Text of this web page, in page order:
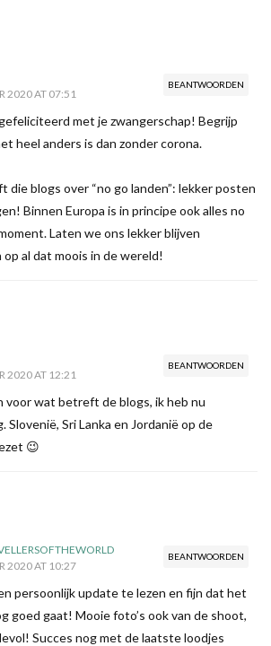
BEANTWOORDEN
2020 AT 07:51
met je zwangerschap! Begrijp
heel anders is dan zonder corona.
die blogs over “no go landen”: lekker posten
Binnen Europa is in principe ook alles no
Laten we ons lekker blijven
al dat moois in de wereld!
BEANTWOORDEN
2020 AT 12:21
voor wat betreft de blogs, ik heb nu
Slovenië, Sri Lanka en Jordanië op de
😉
BEANTWOORDEN
2020 AT 10:27
persoonlijk update te lezen en fijn dat het
goed gaat! Mooie foto’s ook van de shoot,
Succes nog met de laatste loodjes